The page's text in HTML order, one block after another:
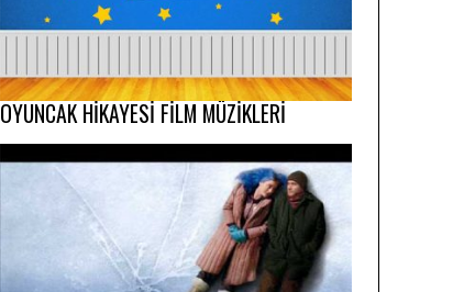
OYUNCAK HİKAYESİ FİLM MÜZİKLERİ